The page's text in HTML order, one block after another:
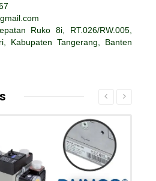
Ruko 8i, RT.026/RW.005,
Kabupaten Tangerang, Banten